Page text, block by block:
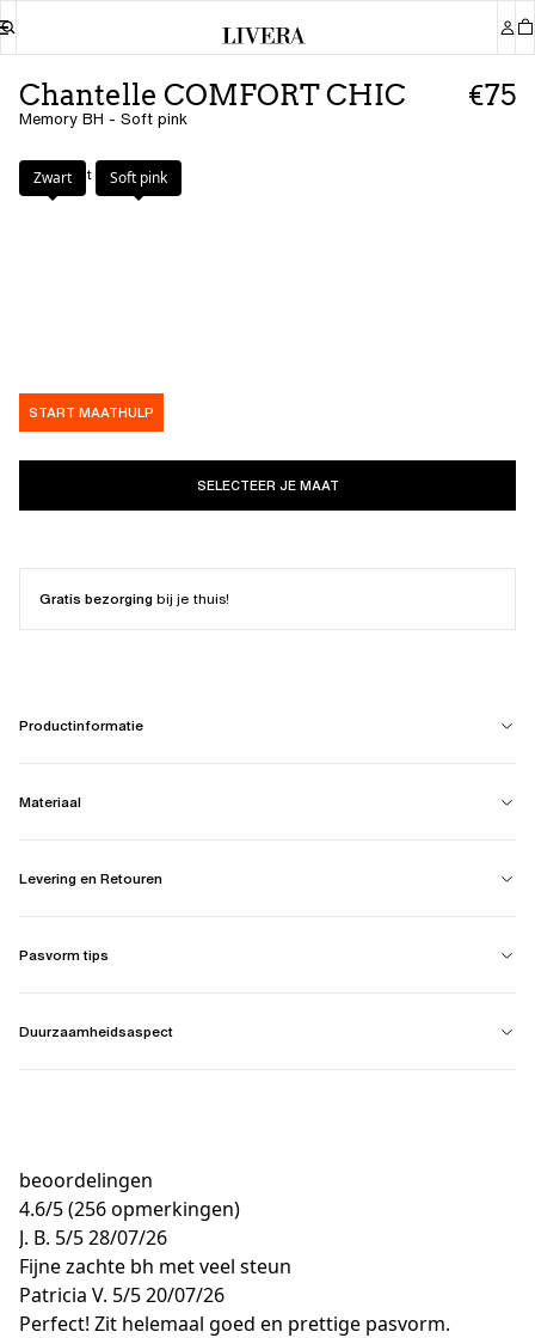
Chantelle COMFORT CHIC
Memory BH - Soft pink
€75
Kleur: Soft pink
Zwart Soft pink
START MAATHULP
SELECTEER JE MAAT
Gratis bezorgingbij je thuis!
Productinformatie
Materiaal
Levering en Retouren
Pasvorm tips
Duurzaamheidsaspect
beoordelingen
4.6/5(256 opmerkingen)
J. B. 5/528/07/26
Fijne zachte bh met veel steun
Patricia V. 5/520/07/26
Perfect! Zit helemaal goed en prettige pasvorm.